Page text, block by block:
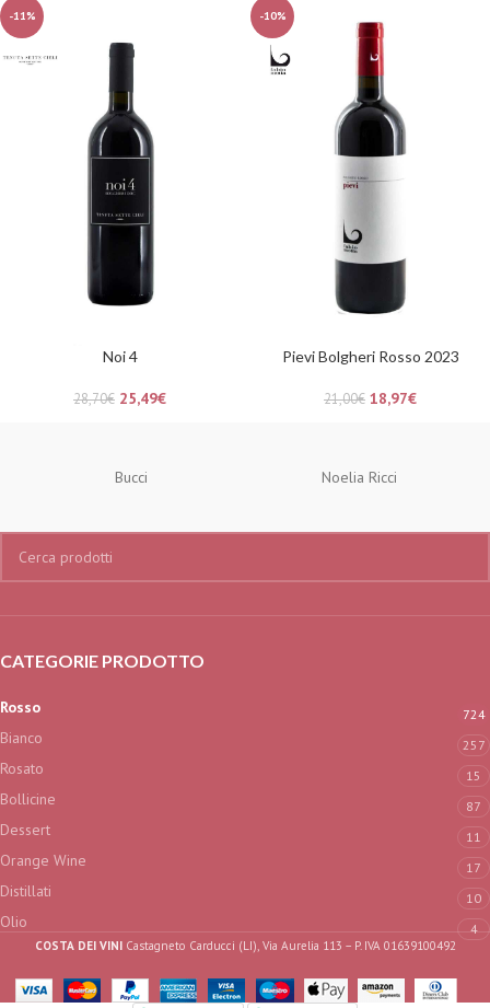
-11%
Noi 4
28,70€ 25,49€
-10%
Pievi Bolgheri Rosso 2023
21,00€ 18,97€
Bucci Noelia Ricci
CATEGORIE PRODOTTO
Rosso 724
Bianco 257
Rosato 15
Bollicine 87
Dessert 11
Orange Wine 17
Distillati 10
Olio 4
COSTA DEI VINI Castagneto Carducci (LI), Via Aurelia 113 – P. IVA 01639100492